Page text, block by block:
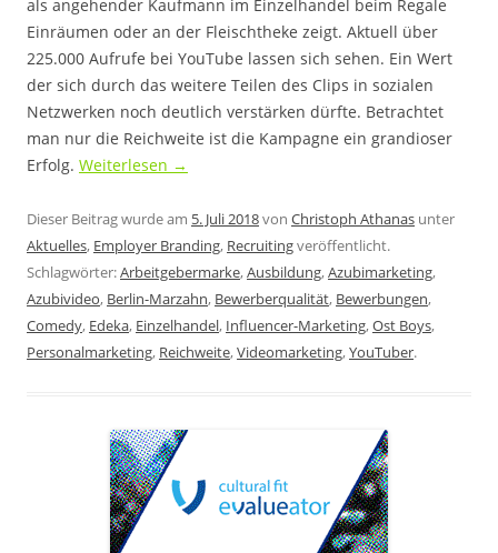
als angehender Kaufmann im Einzelhandel beim Regale
Einräumen oder an der Fleischtheke zeigt. Aktuell über
225.000 Aufrufe bei YouTube lassen sich sehen. Ein Wert
der sich durch das weitere Teilen des Clips in sozialen
Netzwerken noch deutlich verstärken dürfte. Betrachtet
man nur die Reichweite ist die Kampagne ein grandioser
Erfolg. Weiterlesen →
Dieser Beitrag wurde am 5. Juli 2018von Christoph Athanas unter
Aktuelles, Employer Branding, Recruitingveröffentlicht.
Schlagwörter:Arbeitgebermarke,Ausbildung,Azubimarketing,
Azubivideo, Berlin-Marzahn, Bewerberqualität, Bewerbungen,
Comedy, Edeka, Einzelhandel, Influencer-Marketing,Ost Boys,
Personalmarketing, Reichweite,Videomarketing,YouTuber.